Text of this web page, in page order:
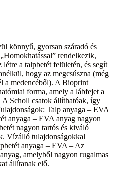
könnyű, gyorsan száradó és
rendelkezik,
a talpbetét felületén, és segít
hogy az megcsúszna (még
a medencéből). A Bioprint
forma, amely a lábfejet a
Scholl csatok állíthatóak, így
Talp anyaga – EVA
anyaga – EVA anyag nagyon
nagyon tartós és kiváló
Vízálló tulajdonságokkal
anyaga – EVA – Az
amelyből nagyon rugalmas
állítanak elő.